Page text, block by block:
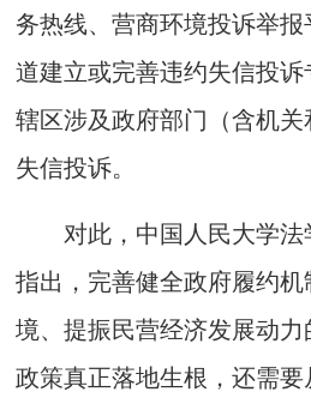
务热线、营商环境投诉举
道建立或完善违约失信投
辖区涉及政府部门（含机
失信投诉。
对此，中国人民大学
指出，完善健全政府履约
境、提振民营经济发展动
政策真正落地生根，还需